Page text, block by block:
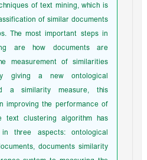
of text mining, which is
of similar documents
The most important steps in
are how documents are
measurement of similarities
giving a new ontological
a similarity measure, this
improving the performance of
text clustering algorithm has
in three aspects: ontological
documents similarity